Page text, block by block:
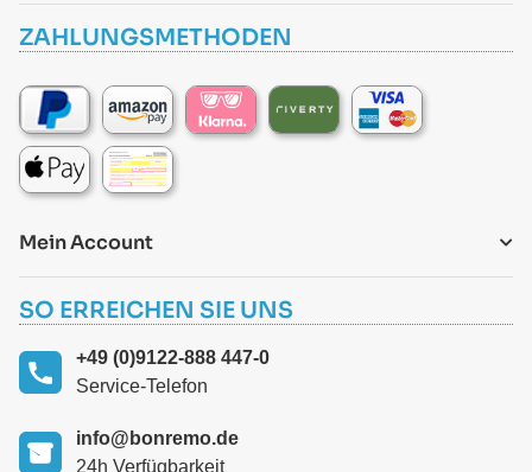
ZAHLUNGSMETHODEN
Mein Account
SO ERREICHEN SIE UNS
+49 (0)9122-888 447-0
Service-Telefon
info@bonremo.de
24h Verfügbarkeit